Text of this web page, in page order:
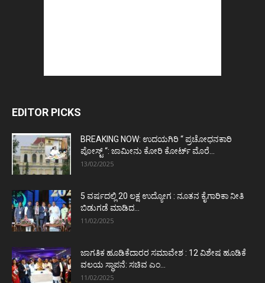
EDITOR PICKS
BREAKING NOW: ಉದಯಗಿರಿ “ ಪ್ರಚೋಧನಕಾರಿ
ಪೋಸ್ಟ್‌ “: ಜಾಮೀನು ಕೋರಿ ಕೋರ್ಟ್‌ ಮೊರೆ...
13/02/2025
5 ವರ್ಷದಲ್ಲಿ 20 ಲಕ್ಷ ಉದ್ಯೋಗ : ನೂತನ ಕೈಗಾರಿಕಾ ನೀತಿ
ಬಿಡುಗಡೆ ಮಾಡಿದ...
11/02/2025
ಜಾಗತಿಕ ಹೂಡಿಕೆದಾರರ ಸಮಾವೇಶ : 12 ವಿಶೇಷ ಹೂಡಿಕೆ
ವಲಯ ಸ್ಥಾಪನೆ: ಸಚಿವ ಎಂ...
11/02/2025